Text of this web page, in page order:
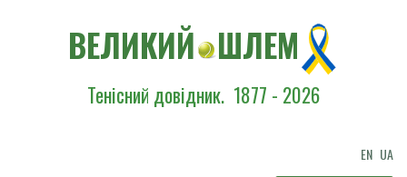
ВЕЛИКИЙ ШЛЕМ
Тенісний довідник. 1877 - 2026
EN UA